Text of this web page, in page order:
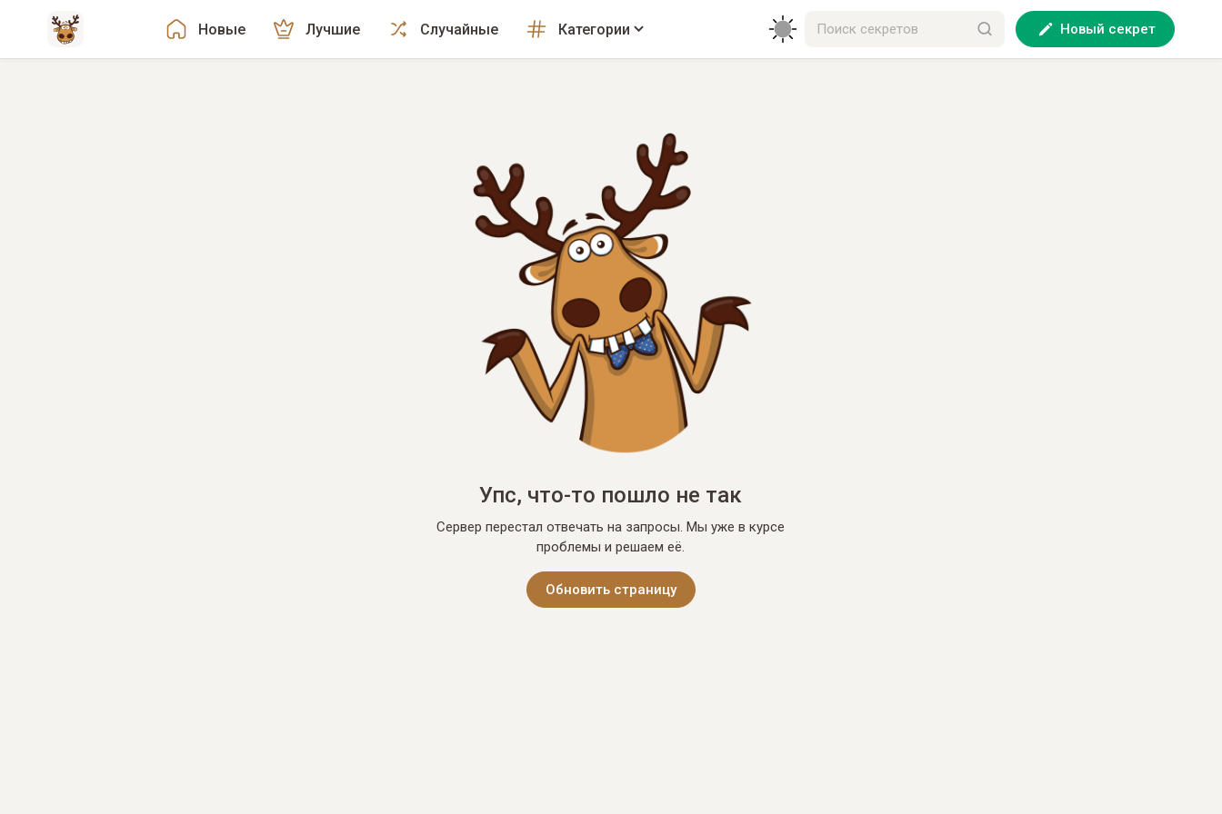
Новые Лучшие Случайные Категории Новый секрет
Упс, что-то пошло не так
Сервер перестал отвечать на запросы. Мы уже в курсе
проблемы и решаем её.
Обновить страницу